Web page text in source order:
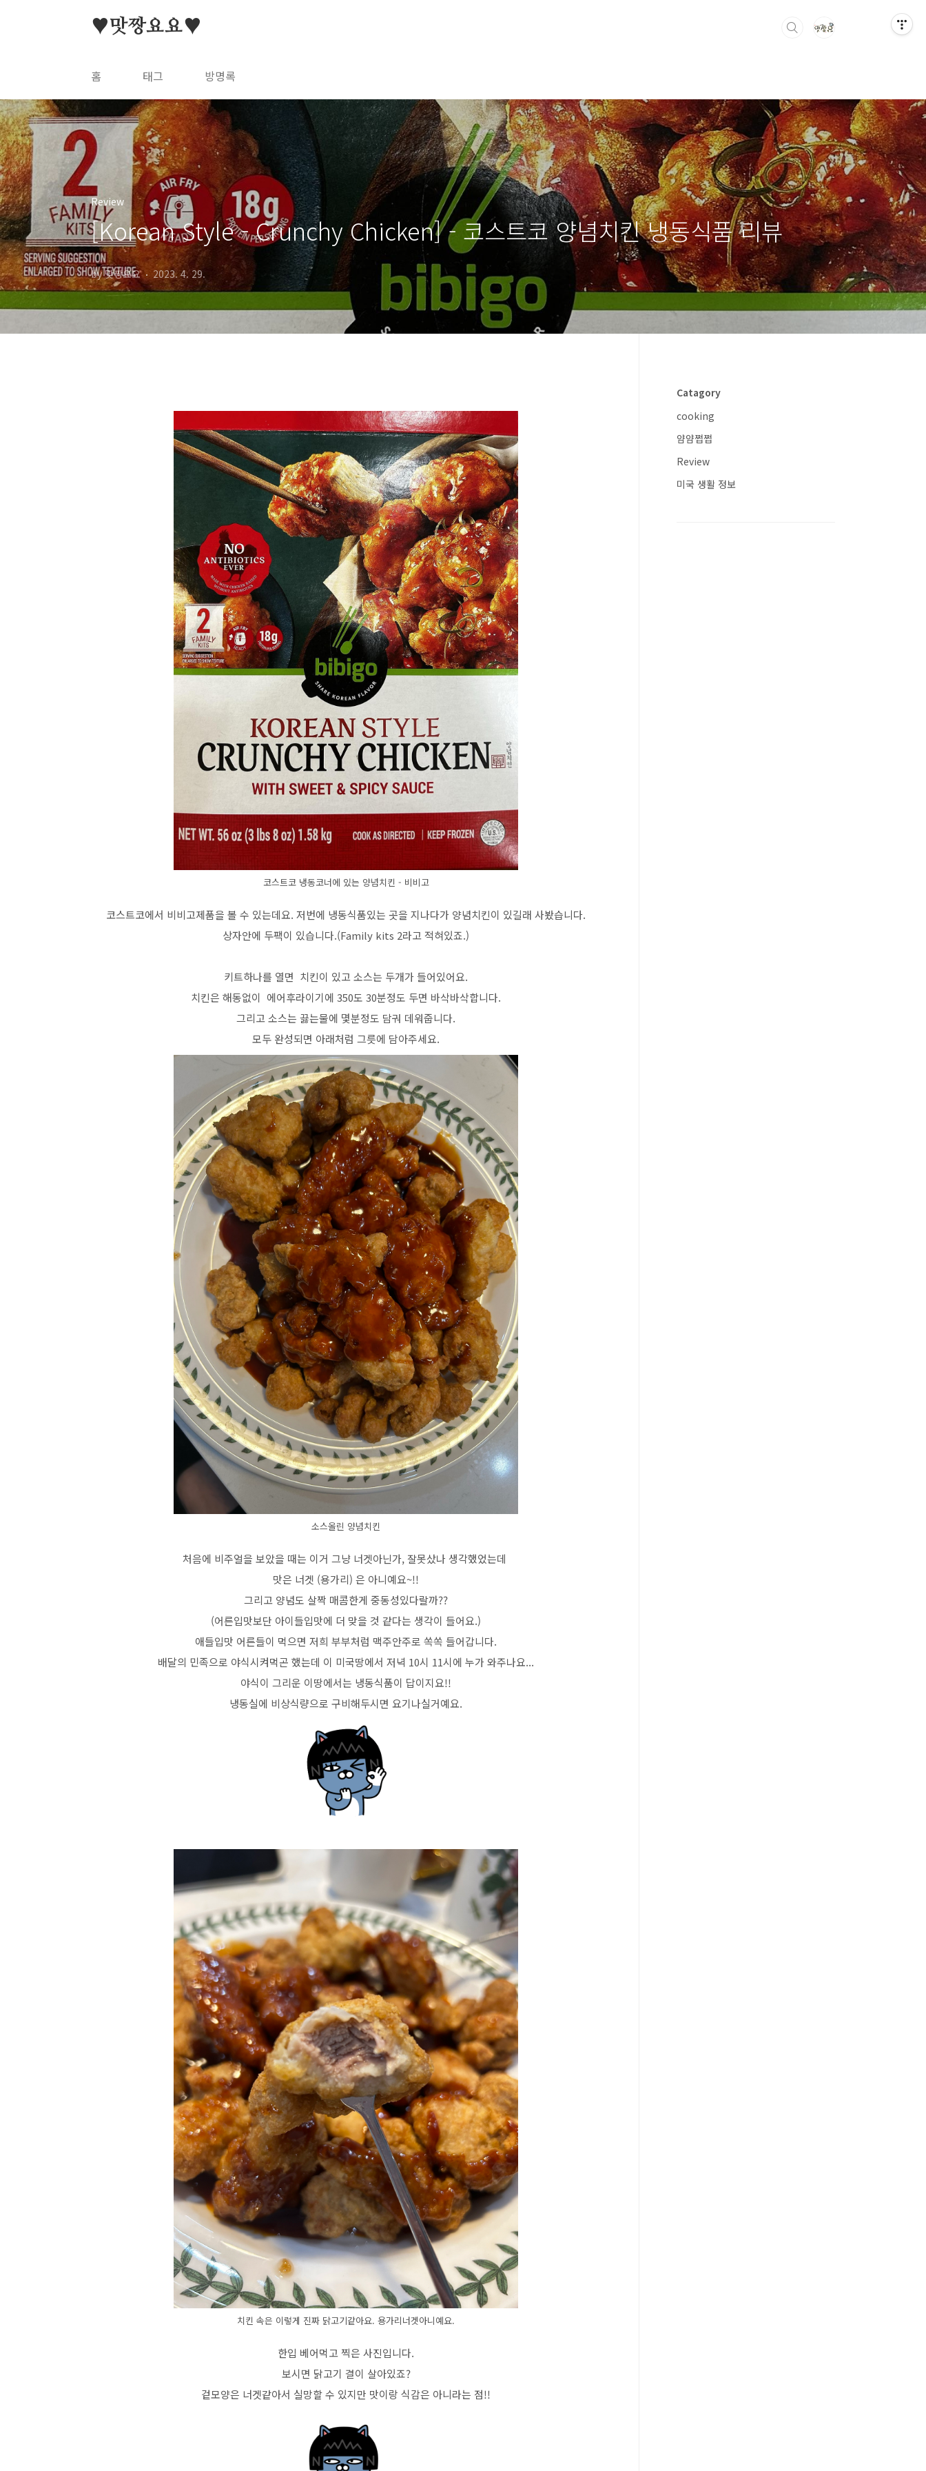
♥맛짱요요♥
홈 태그 방명록
Review
[Korean Style - Crunchy Chicken] - 코스트코 양념치킨 냉동식품 리뷰
by 맛짱요요 2023. 4. 29.
코스트코 냉동코너에 있는 양념치킨 - 비비고
코스트코에서 비비고제품을 볼 수 있는데요. 저번에 냉동식품있는 곳을 지나다가 양념치킨이 있길래 사봤습니다.
상자안에 두팩이 있습니다.(Family kits 2라고 적혀있죠.)
키트하나를 열면 치킨이 있고 소스는 두개가 들어있어요.
치킨은 해동없이 에어후라이기에 350도 30분정도 두면 바삭바삭합니다.
그리고 소스는 끓는물에 몇분정도 담궈 데워줍니다.
모두 완성되면 아래처럼 그릇에 담아주세요.
소스올린 양념치킨
처음에 비주얼을 보았을 때는 이거 그냥 너겟아닌가, 잘못샀나 생각했었는데
맛은 너겟 (용가리) 은 아니예요~!!
그리고 양념도 살짝 매콤한게 중동성있다랄까??
(어른입맛보단 아이들입맛에 더 맞을 것 같다는 생각이 들어요.)
애들입맛 어른들이 먹으면 저희 부부처럼 맥주안주로 쏙쏙 들어갑니다.
배달의 민족으로 야식시켜먹곤 했는데 이 미국땅에서 저녁 10시 11시에 누가 와주나요...
야식이 그리운 이땅에서는 냉동식품이 답이지요!!
냉동실에 비상식량으로 구비해두시면 요기나실거예요.
치킨 속은 이렇게 진짜 닭고기같아요. 용가리너겟아니예요.
한입 베어먹고 찍은 사진입니다.
보시면 닭고기 결이 살아있죠?
겉모양은 너겟같아서 실망할 수 있지만 맛이랑 식감은 아니라는 점!!
Catagory
cooking
얌얌쩝쩝
Review
미국 생활 정보